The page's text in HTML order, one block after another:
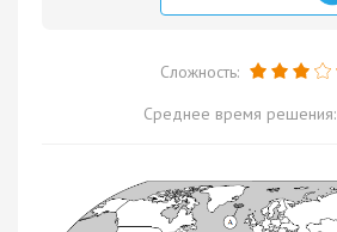
Сложность:
Среднее время решения: